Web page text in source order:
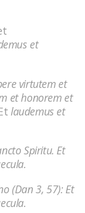
et
virtutem et
et honorem et
laudemus et
Spiritu. Et
(Dan 3, 57): Et